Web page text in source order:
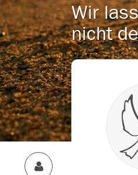
Wir
nicht